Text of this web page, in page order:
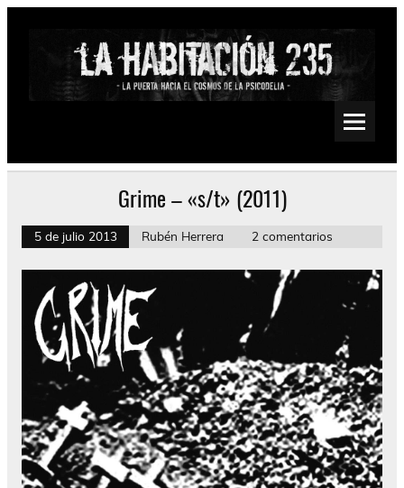
Saltar
Psychedelic, Stoner, Doom, Sludge, Fuzz, Space, Drone
Grime – «s/t» (2011)
5 de julio 2013 Rubén Herrera 2 comentarios